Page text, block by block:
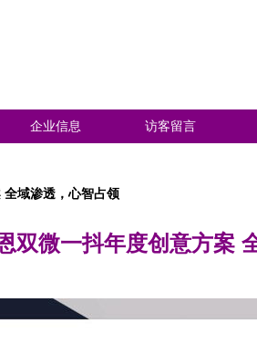
企业信息 访客留言
域渗透，心智占领
双微一抖年度创意方案